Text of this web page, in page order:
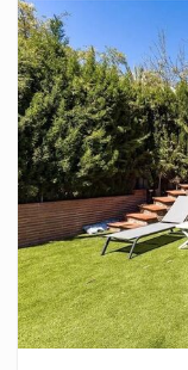
divide en tres
salón-comedor y
hay una salida a
habitación doble en
planta tenemos la
habitación
dobles y un baño
acceso a una terraza. En el sótano hay una gran sala
un lavadero y un
así como un punto de
de La Plana de
cercana a los
estar a poca